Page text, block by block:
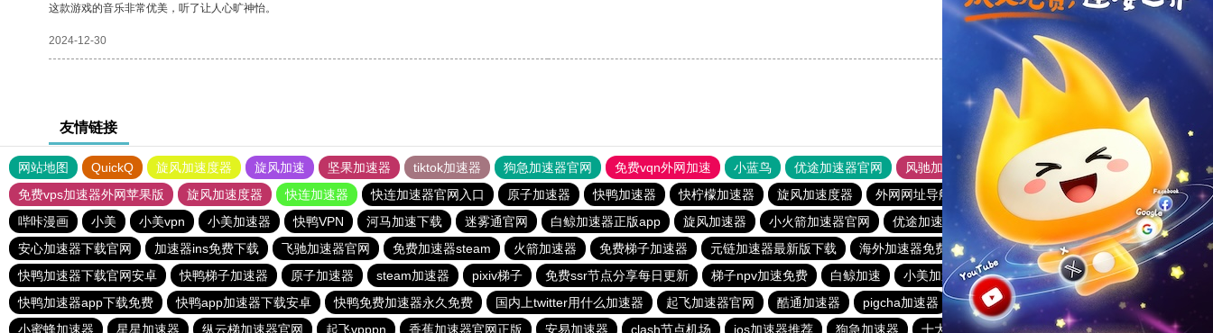
这款游戏的音乐非常优美，听了让人心旷神怡。
2024-12-30 [0]
友情链接
网站地图 QuickQ 旋风加速度器 旋风加速 坚果加速器 tiktok加速器 狗急加速器官网 免费vqn外网加速 小蓝鸟 优途加速器官网 风驰加速器
旋风加速器
免费vps加速器外网苹果版
旋风加速度器 快连加速器 快连加速器官网入口 原子加速器 快鸭加速器 快柠檬加速器 旋风加速度器 外网网址导航 软件中心 雷霆加速
狂飙加速器
哔咔漫画
小美 小美vpn 小美加速器 快鸭VPN 河马加速下载 迷雾通官网 白鲸加速器正版app 旋风加速器 小火箭加速器官网 优途加速器官网
安易加速器下载官网最新版2024
安心加速器下载官网
加速器ins免费下载 飞驰加速器官网 免费加速器steam 火箭加速器 免费梯子加速器 元链加速器最新版下载 海外加速器免费使用
加速器黑洞
快鸭加速器下载官网安卓
快鸭梯子加速器 原子加速器 steam加速器 pixiv梯子 免费ssr节点分享每日更新 梯子npv加速免费 白鲸加速 小美加速器
免费的雷霆加速器
快鸭加速器app下载免费
快鸭app加速器下载安卓 快鸭免费加速器永久免费 国内上twitter用什么加速器 起飞加速器官网 酷通加速器 pigcha加速器 盘古加速器
免费加速神器vpm
小蜜蜂加速器
星星加速器 纵云梯加速器官网 起飞vpppn 香蕉加速器官网正版 安易加速器 clash节点机场 ios加速器推荐 狗急加速器 十大免费加速器 下载免费使用加速器